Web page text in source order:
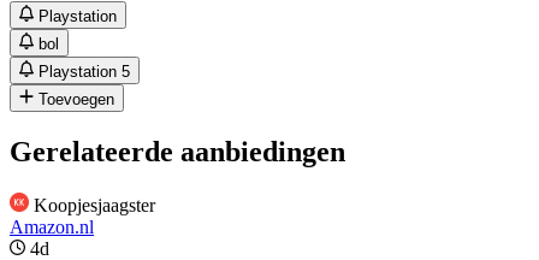
Playstation
bol
Playstation 5
Toevoegen
Gerelateerde aanbiedingen
Koopjesjaagster
Amazon.nl
4d